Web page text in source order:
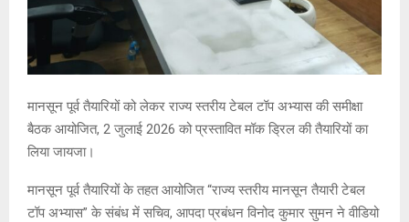
मानसून पूर्व तैयारियों को लेकर राज्य स्तरीय टेबल टॉप अभ्यास की समीक्षा
बैठक आयोजित, 2 जुलाई 2026 को प्रस्तावित मॉक ड्रिल की तैयारियों का
लिया जायजा।
मानसून पूर्व तैयारियों के तहत आयोजित “राज्य स्तरीय मानसून तैयारी टेबल
टॉप अभ्यास” के संबंध में सचिव, आपदा प्रबंधन विनोद कुमार सुमन ने वीडियो